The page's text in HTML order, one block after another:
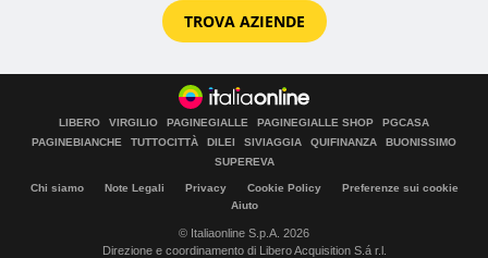
TROVA AZIENDE
LIBERO VIRGILIO PAGINEGIALLE PAGINEGIALLE SHOP
PGCASA
PAGINEBIANCHE
TUTTOCITTÀ DILEI SIVIAGGIA QUIFINANZA
BUONISSIMO
SUPEREVA
Chi siamo Note Legali Privacy Cookie Policy
Preferenze sui cookie
Aiuto
© Italiaonline S.p.A. 2026
Direzione e coordinamento di Libero Acquisition S.á r.l.